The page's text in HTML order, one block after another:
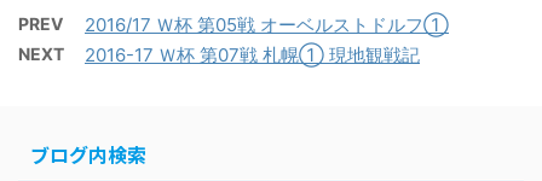
PREV 2016/17 Ｗ杯 第05戦 オーベルストドルフ①
NEXT 2016-17 Ｗ杯 第07戦 札幌① 現地観戦記
ブログ内検索